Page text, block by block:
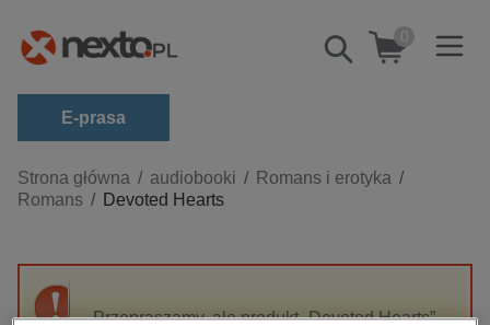
Pokaż/schowaj
wyszukiwarkę
0
E-prasa
Kategorie
Zobacz wszystkie E-prasa
budownictwo, aranżacja wnętrz
Strona główna audiobooki
Romans i erotyka
Romans
Devoted Hearts
Przepraszamy, ale produkt „Devoted Hearts”